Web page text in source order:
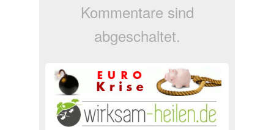
Kommentare sind
abgeschaltet.